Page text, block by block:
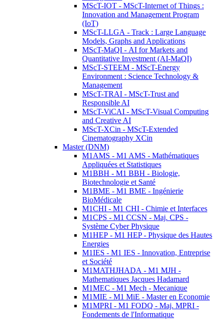
MScT-IOT - MScT-Internet of Things :
Innovation and Management Program
(IoT)
MScT-LLGA - Track : Large Language
Models, Graphs and Applications
MScT-MaQI - AI for Markets and
Quantitative Investment (AI-MaQI)
MScT-STEEM - MScT-Energy
Environment : Science Technology &
Management
MScT-TRAI - MScT-Trust and
Responsible AI
MScT-ViCAI - MScT-Visual Computing
and Creative AI
MScT-XCin - MScT-Extended
Cinematography XCin
Master (DNM)
M1AMS - M1 AMS - Mathématiques
Appliquées et Statistiques
M1BBH - M1 BBH - Biologie,
Biotechnologie et Santé
M1BME - M1 BME - Ingénierie
BioMédicale
M1CHI - M1 CHI - Chimie et Interfaces
M1CPS - M1 CCSN - Maj. CPS -
Système Cyber Physique
M1HEP - M1 HEP - Physique des Hautes
Energies
M1IES - M1 IES - Innovation, Entreprise
et Société
M1MATHJHADA - M1 MJH -
Mathematiques Jacques Hadamard
M1MEC - M1 Mech - Mecanique
M1MIE - M1 MiE - Master en Economie
M1MPRI - M1 FODQ - Maj. MPRI -
Fondements de l'Informatique